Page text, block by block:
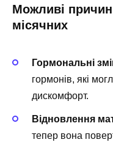
Можливі
місячних
Гормональні
гормонів, які
дискомфорт.
Відновлення
тепер вона